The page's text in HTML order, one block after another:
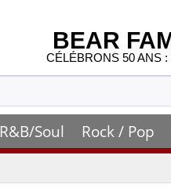
BEAR
CÉLÉBRONS 50 ANS
R&B/Soul Rock / Pop